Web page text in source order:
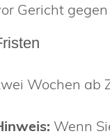
Gericht
Wochen ab
Wenn